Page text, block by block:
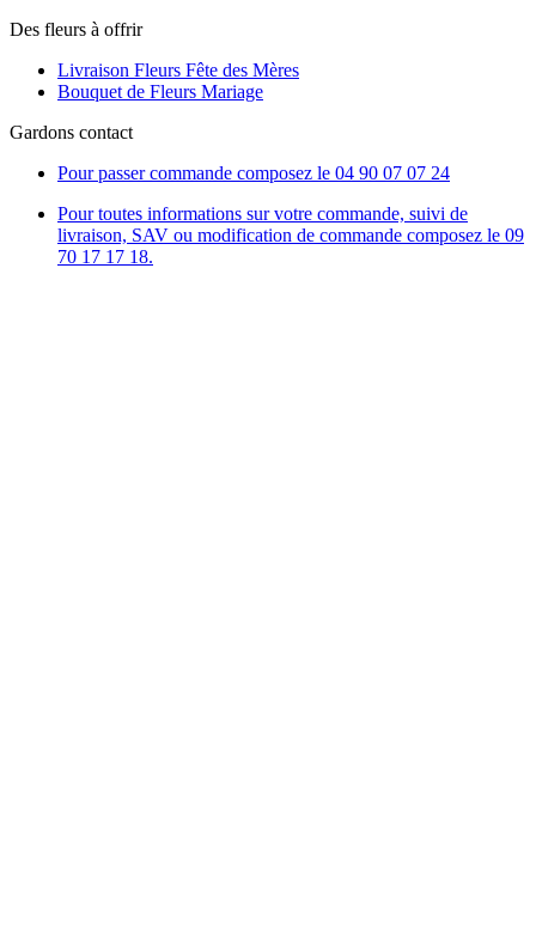
Des fleurs à offrir
Livraison Fleurs Fête des Mères
Bouquet de Fleurs Mariage
Gardons contact
Pour passer commande composez le 04 90 07 07 24
Pour toutes informations sur votre commande, suivi de
livraison, SAV ou modification de commande composez le 09
70 17 17 18.